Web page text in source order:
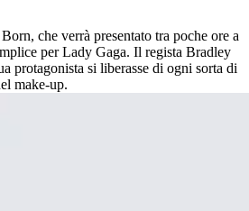
che verrà presentato tra poche ore a
per Lady Gaga. Il regista Bradley
protagonista si liberasse di ogni sorta di
make-up.